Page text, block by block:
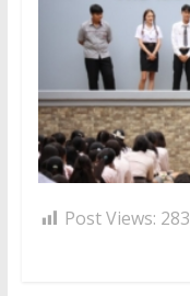
Post Views: 283